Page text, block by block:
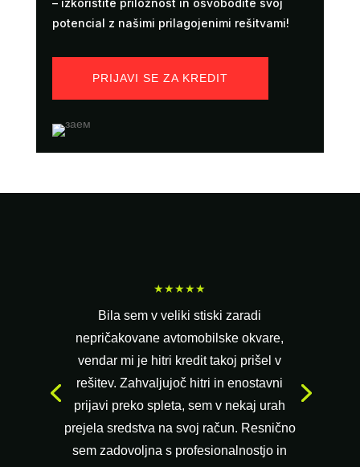
– izkoristite priložnost in osvobodite svoj
potencial z našimi prilagojenimi rešitvami!
PRIJAVI SE ZA KREDIT
★★★★★
Bila sem v veliki stiski zaradi
nepričakovane avtomobilske okvare,
vendar mi je hitri kredit takoj prišel v
rešitev. Zahvaljujoč hitri in enostavni
prijavi preko spleta, sem v nekaj urah
prejela sredstva na svoj račun. Resnično
sem zadovoljna s profesionalnostjo in